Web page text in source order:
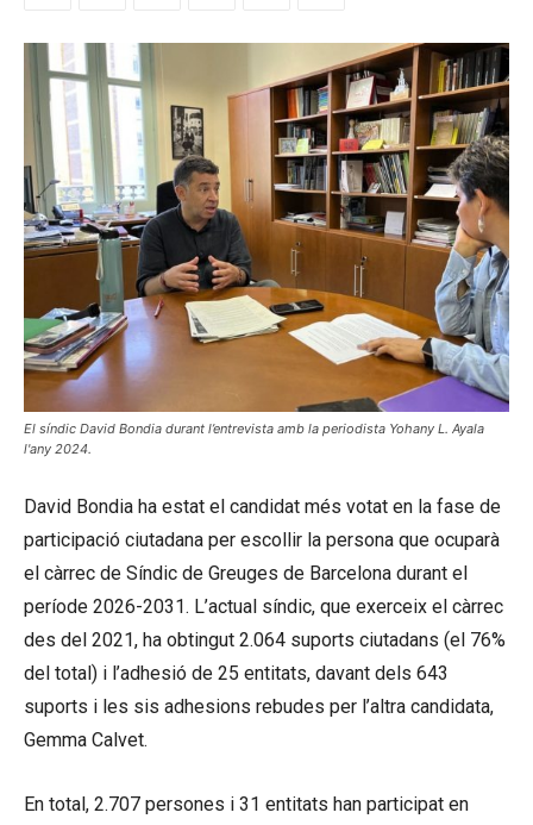
El síndic David Bondia durant l’entrevista amb la periodista Yohany L. Ayala
l'any 2024.
David Bondia ha estat el candidat més votat en la fase de
participació ciutadana per escollir la persona que ocuparà
el càrrec de Síndic de Greuges de Barcelona durant el
període 2026-2031. L’actual síndic, que exerceix el càrrec
des del 2021, ha obtingut 2.064 suports ciutadans (el 76%
del total) i l’adhesió de 25 entitats, davant dels 643
suports i les sis adhesions rebudes per l’altra candidata,
Gemma Calvet.
En total, 2.707 persones i 31 entitats han participat en